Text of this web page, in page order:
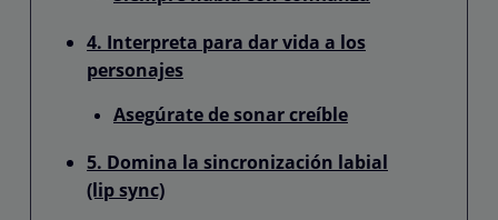
4. Interpreta para dar vida a los
personajes
Asegúrate de sonar creíble
5. Domina la sincronización labial
(lip sync)